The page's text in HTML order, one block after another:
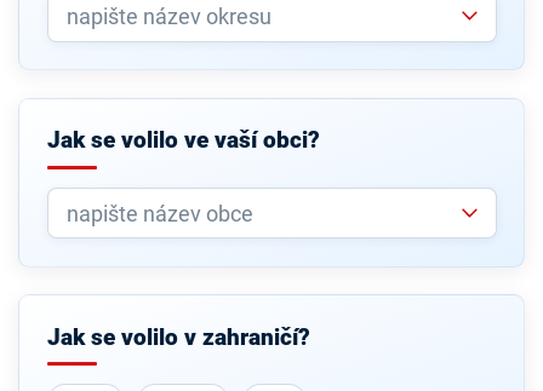
Jak se volilo ve vaší obci?
Jak se volilo v zahraničí?